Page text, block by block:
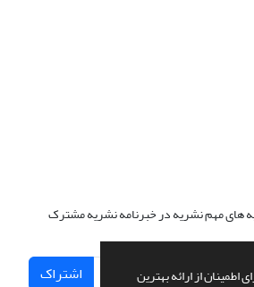
از ارائه بهترین
های مهم نشریه در خبرنامه نشریه مشترک
اشتراک